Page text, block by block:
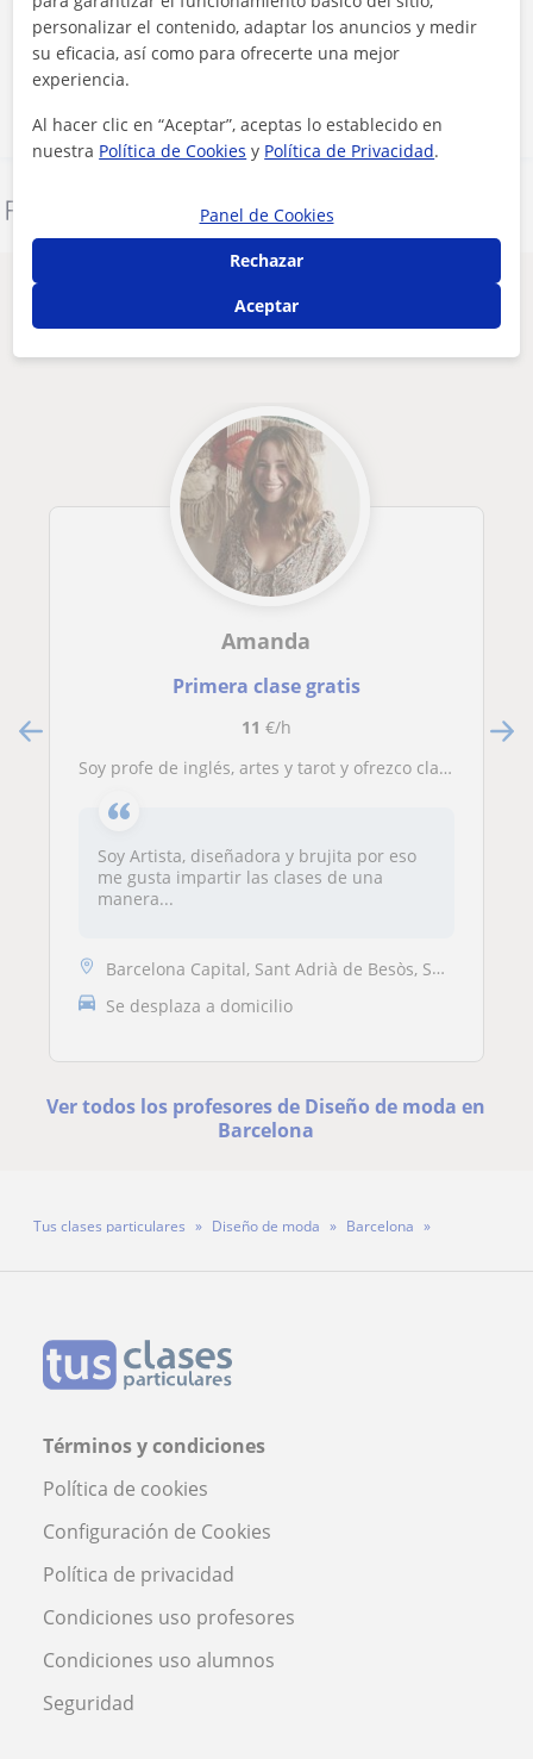
Contactar ahora
Denunciar este perfil
Otros profesores de Diseño de moda en
Barcelona que pueden interesarte
Amanda
Primera clase gratis
11 €/h
Soy profe de inglés, artes y tarot y ofrezco clases divertidas de conversación y prácticas dinámicas
Soy Artista, diseñadora y brujita por eso
me gusta impartir las clases de una
manera...
Barcelona Capital, Sant Adrià de Besòs, Santa Coloma de Gramenet
Se desplaza a domicilio
Ver todos los profesores de Diseño de moda en
Barcelona
Tus clases particulares Diseño de moda
Barcelona
Términos y condiciones
Política de cookies
Configuración de Cookies
Política de privacidad
Condiciones uso profesores
Condiciones uso alumnos
Seguridad
personalizar el contenido, adaptar los anuncios y medir
su eficacia, así como para ofrecerte una mejor
experiencia.
Al hacer clic en “Aceptar”, aceptas lo establecido en
nuestra Política de Cookies y Política de Privacidad.
Panel de Cookies
Rechazar
Aceptar